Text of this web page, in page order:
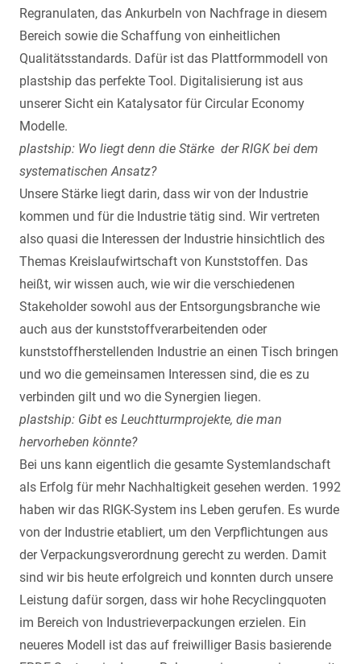
Regranulaten, das Ankurbeln von Nachfrage in diesem
Bereich sowie die Schaffung von einheitlichen
Qualitätsstandards. Dafür ist das Plattformmodell von
plastship das perfekte Tool. Digitalisierung ist aus
unserer Sicht ein Katalysator für Circular Economy
Modelle.
plastship: Wo liegt denn die Stärke der RIGK bei dem
systematischen Ansatz?
Unsere Stärke liegt darin, dass wir von der Industrie
kommen und für die Industrie tätig sind. Wir vertreten
also quasi die Interessen der Industrie hinsichtlich des
Themas Kreislaufwirtschaft von Kunststoffen. Das
heißt, wir wissen auch, wie wir die verschiedenen
Stakeholder sowohl aus der Entsorgungsbranche wie
auch aus der kunststoffverarbeitenden oder
kunststoffherstellenden Industrie an einen Tisch bringen
und wo die gemeinsamen Interessen sind, die es zu
verbinden gilt und wo die Synergien liegen.
plastship: Gibt es Leuchtturmprojekte, die man
hervorheben könnte?
Bei uns kann eigentlich die gesamte Systemlandschaft
als Erfolg für mehr Nachhaltigkeit gesehen werden. 1992
haben wir das RIGK-System ins Leben gerufen. Es wurde
von der Industrie etabliert, um den Verpflichtungen aus
der Verpackungsverordnung gerecht zu werden. Damit
sind wir bis heute erfolgreich und konnten durch unsere
Leistung dafür sorgen, dass wir hohe Recyclingquoten
im Bereich von Industrieverpackungen erzielen. Ein
neueres Modell ist das auf freiwilliger Basis basierende